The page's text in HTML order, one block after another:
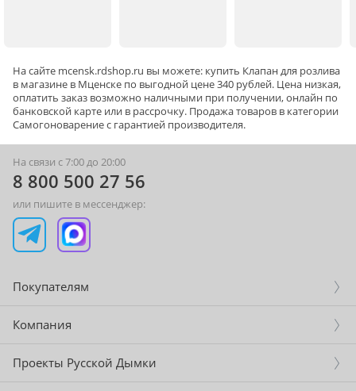
На сайте mcensk.rdshop.ru вы можете: купить Клапан для розлива
в магазине в Мценске по выгодной цене 340 рублей. Цена низкая,
оплатить заказ возможно наличными при получении, онлайн по
банковской карте или в рассрочку. Продажа товаров в категории
Самогоноварениес гарантией производителя.
На связи с 7:00 до 20:00
8 800 500 27 56
или пишите в мессенджер:
Покупателям
Компания
Проекты Русской Дымки